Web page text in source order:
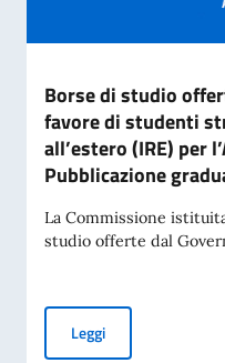
Borse di studio
favore di studenti
all’estero (IRE) per
Pubblicazione
La Commissione
studio offerte dal
LeggiBorse di studio